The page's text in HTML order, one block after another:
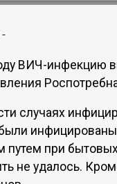
ВИЧ-инфекцию
случаях
при
не удалось.